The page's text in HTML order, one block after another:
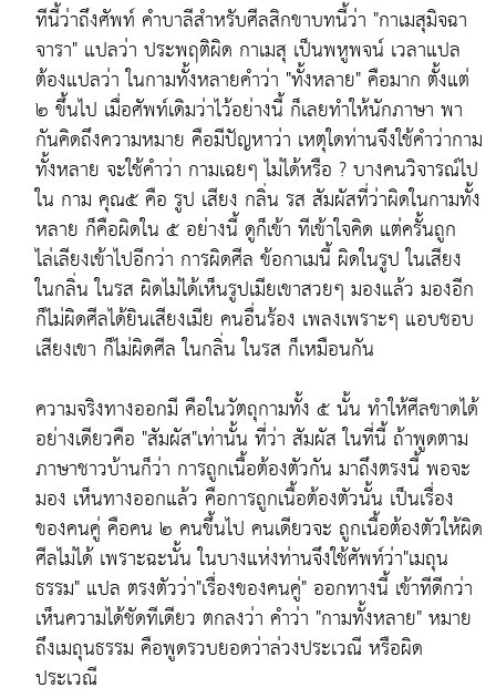
ทีนี้ว่าถึงศัพท์ คำบาลีสำหรับศีลสิกขาบทนี้ว่า "กาเมสุมิจฉา
จารา" แปลว่า ประพฤติผิด กาเมสุ เป็นพหูพจน์ เวลาแปล
ต้องแปลว่า ในกามทั้งหลายคำว่า "ทั้งหลาย" คือมาก ตั้งแต่
๒ ขึ้นไป เมื่อศัพท์เดิมว่าไว้อย่างนี้ ก็เลยทำให้นักภาษา พา
กันคิดถึงความหมาย คือมีปัญหาว่า เหตุใดท่านจึงใช้คำว่ากาม
ทั้งหลาย จะใช้คำว่า กามเฉยๆ ไม่ได้หรือ ? บางคนวิจารณ์ไป
ใน กาม คุณ๕ คือ รูป เสียง กลิ่น รส สัมผัสที่ว่าผิดในกามทั้ง
หลาย ก็คือผิดใน ๕ อย่างนี้ ดูก็เข้า ทีเข้าใจคิด แต่ครั้นถูก
ไล่เลียงเข้าไปอีกว่า การผิดศีล ข้อกาเมนี้ ผิดในรูป ในเสียง
ในกลิ่น ในรส ผิดไม่ได้เห็นรูปเมียเขาสวยๆ มองแล้ว มองอีก
ก็ไม่ผิดศีลได้ยินเสียงเมีย คนอื่นร้อง เพลงเพราะๆ แอบชอบ
เสียงเขา ก็ไม่ผิดศีล ในกลิ่น ในรส ก็เหมือนกัน
ความจริงทางออกมี คือในวัตถุกามทั้ง ๕ นั้น ทำให้ศีลขาดได้
อย่างเดียวคือ "สัมผัส"เท่านั้น ที่ว่า สัมผัส ในที่นี้ ถ้าพูดตาม
ภาษาชาวบ้านก็ว่า การถูกเนื้อต้องตัวกัน มาถึงตรงนี้ พอจะ
มอง เห็นทางออกแล้ว คือการถูกเนื้อต้องตัวนั้น เป็นเรื่อง
ของคนคู่ คือคน ๒ คนขึ้นไป คนเดียวจะ ถูกเนื้อต้องตัวให้ผิด
ศีลไม่ได้ เพราะฉะนั้น ในบางแห่งท่านจึงใช้ศัพท์ว่า"เมถุน
ธรรม" แปล ตรงตัวว่า"เรื่องของคนคู่" ออกทางนี้ เข้าทีดีกว่า
เห็นความได้ชัดทีเดียว ตกลงว่า คำว่า "กามทั้งหลาย" หมาย
ถึงเมถุนธรรม คือพูดรวบยอดว่าล่วงประเวณี หรือผิด
ประเวณี